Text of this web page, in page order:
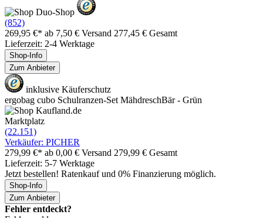
(852)
269,95 €* ab 7,50 € Versand 277,45 € Gesamt
Lieferzeit: 2-4 Werktage
Shop-Info
Zum Anbieter
inklusive Käuferschutz
ergobag cubo Schulranzen-Set MähdreschBär - Grün
Marktplatz
(22.151)
Verkäufer: PICHER
279,99 €* ab 0,00 € Versand 279,99 € Gesamt
Lieferzeit: 5-7 Werktage
Jetzt bestellen! Ratenkauf und 0% Finanzierung möglich.
Shop-Info
Zum Anbieter
Fehler entdeckt?